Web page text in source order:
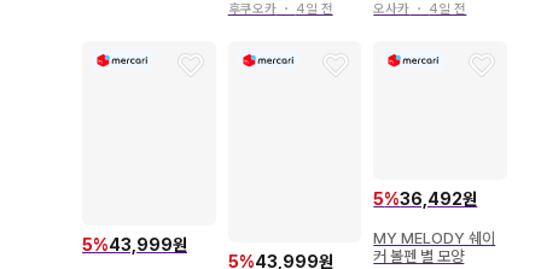
후쿠오카・ 4일 전 오사카 ・ 4일 전
5%43,999원
5%43,999원
5%36,492원
MY MELODY 쉐이
커 볼펜 별 모양